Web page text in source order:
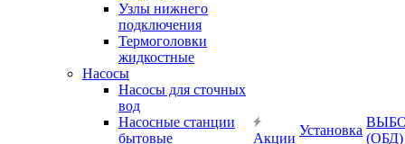
Узлы нижнего
подключения
Термоголовки
жидкостные
Насосы
Насосы для сточных
вод
Насосные станции
бытовые
Акции
Установка
(ОБД)